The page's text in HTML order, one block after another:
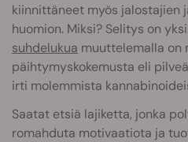
kiinnittäneet myös jalostajien
huomion. Miksi? Selitys on
suhdelukua muuttelemalla on
päihtymyskokemusta eli
irti molemmista
Saatat etsiä lajiketta, jonka
romahduta motivaatiota ja